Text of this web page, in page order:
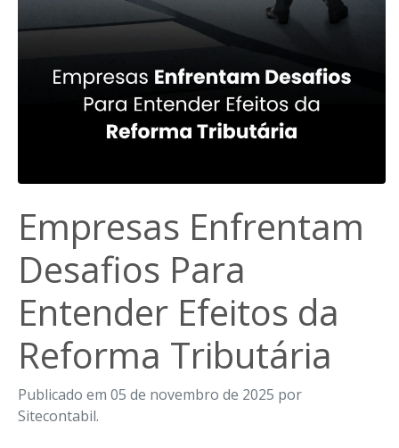
Empresas Enfrentam
Desafios Para
Entender Efeitos da
Reforma Tributária
Publicado em 05 de novembro de 2025 por
Sitecontabil.